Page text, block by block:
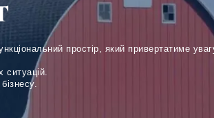
простір, який привертатиме
ситуацій.